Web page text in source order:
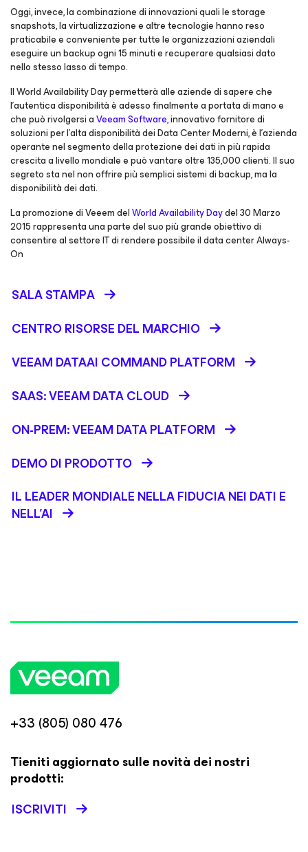
Oggi, invece, la combinazione di innovazioni quali le storage
snapshots, la virtualizzazione e altre tecnologie hanno reso
praticabile e conveniente per tutte le organizzazioni aziendali
eseguire un backup ogni 15 minuti e recuperare qualsiasi dato
nello stesso lasso di tempo.
Il World Availability Day permetterà alle aziende di sapere che
l’autentica disponibilità è adesso finalmente a portata di mano e
che può rivolgersi aVeeam Software,innovativo fornitore di
soluzioni per l’alta disponibilità dei Data Center Moderni, è l’azienda
operante nel segmento della protezione dei dati in più rapida
crescita a livello mondiale e può vantare oltre 135,000 clienti. Il suo
segreto sta nel non offrire più semplici sistemi di backup, ma la
disponibilità dei dati.
La promozione di Veeem delWorld Availability Daydel 30 Marzo
2015 rappresenta una parte del suo più grande obiettivo di
consentire al settore IT di rendere possibile il data center Always-
On
SALA STAMPA
CENTRO RISORSE DEL MARCHIO
VEEAM DATAAI COMMAND PLATFORM
SAAS: VEEAM DATA CLOUD
ON-PREM: VEEAM DATA PLATFORM
DEMO DI PRODOTTO
IL LEADER MONDIALE NELLA FIDUCIA NEI DATI E
NELL’AI
+33 (805) 080 476
Tieniti aggiornato sulle novità dei nostri
prodotti:
ISCRIVITI